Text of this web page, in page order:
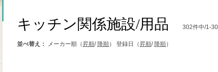
キッチン関係施設/用品 302件中/1-
並べ替え： メーカー順（昇順/ 降順） 登録日（昇順/ 降順）